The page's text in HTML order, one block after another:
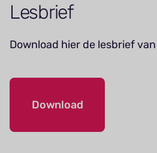
Lesbrief
Download hier de lesbrief
Download